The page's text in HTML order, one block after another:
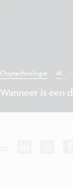
Chiptechnologie AI
Wanneer is een